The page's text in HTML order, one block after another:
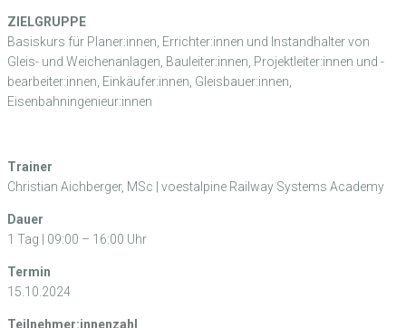
ZIELGRUPPE
Basiskurs für Planer:innen, Errichter:innen und Instandhalter von
Gleis- und Weichenanlagen, Bauleiter:innen, Projektleiter:innen und -
bearbeiter:innen, Einkäufer:innen, Gleisbauer:innen,
Eisenbahningenieur:innen
Trainer
Christian Aichberger, MSc | voestalpine Railway Systems Academy
Dauer
1 Tag | 09:00 – 16:00 Uhr
Termin
15.10.2024
Teilnehmer:innenzahl